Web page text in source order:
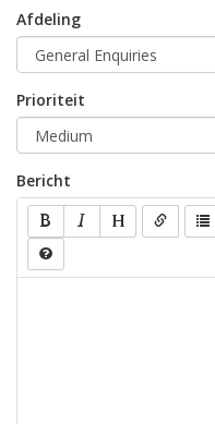
Afdeling
Prioriteit
Bericht